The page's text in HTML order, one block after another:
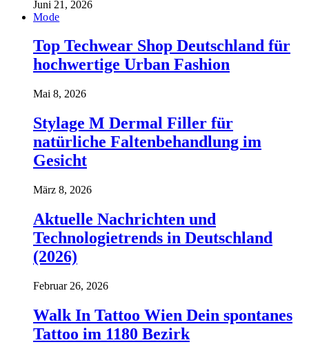
Juni 21, 2026
Mode
Top Techwear Shop Deutschland für
hochwertige Urban Fashion
Mai 8, 2026
Stylage M Dermal Filler für
natürliche Faltenbehandlung im
Gesicht
März 8, 2026
Aktuelle Nachrichten und
Technologietrends in Deutschland
(2026)
Februar 26, 2026
Walk In Tattoo Wien Dein spontanes
Tattoo im 1180 Bezirk